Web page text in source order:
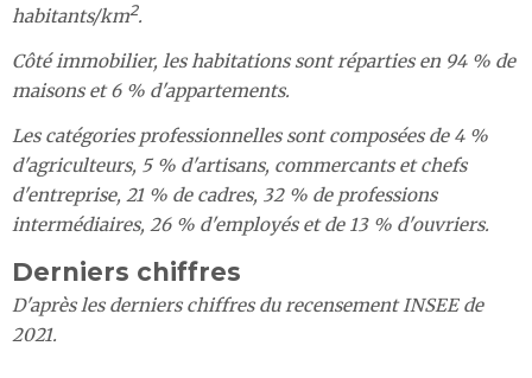
habitants/km2.
Côté immobilier, les habitations sont réparties en 94 % de
maisons et 6 % d'appartements.
Les catégories professionnelles sont composées de 4 %
d'agriculteurs, 5 % d'artisans, commercants et chefs
d'entreprise, 21 % de cadres, 32 % de professions
intermédiaires, 26 % d'employés et de 13 % d'ouvriers.
Derniers chiffres
D'après les derniers chiffres du recensement INSEE de
2021.